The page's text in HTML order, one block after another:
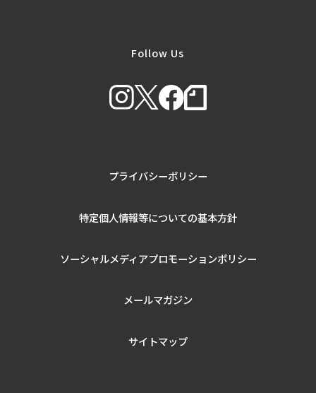
Follow Us
プライバシーポリシー
特定個人情報等についての基本方針
ソーシャルメディアプロモーションポリシー
メールマガジン
サイトマップ